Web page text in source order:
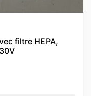
filtre HEPA,